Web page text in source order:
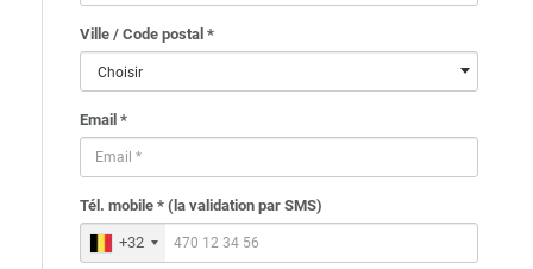
Ville / Code postal *
Choisir
Email *
Tél. mobile * (la validation par SMS)
+32